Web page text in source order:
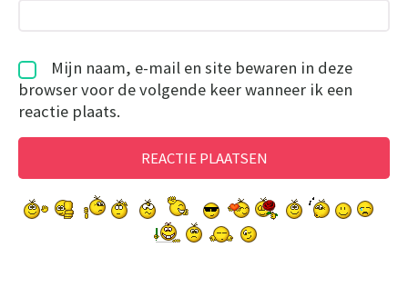
Mijn naam, e-mail en site bewaren in deze
browser voor de volgende keer wanneer ik een
reactie plaats.